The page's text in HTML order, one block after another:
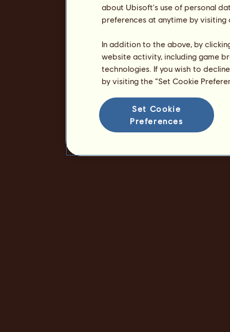
about Ubisoft's use of personal
preferences at anytime by
In addition to the above, by
website activity, including game
technologies. If you wish to
by visiting the “Set Cookie
Set Cookie
Preferences